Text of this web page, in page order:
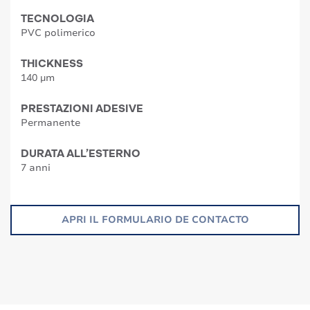
TECNOLOGIA
PVC polimerico
THICKNESS
140 µm
PRESTAZIONI ADESIVE
Permanente
DURATA ALL’ESTERNO
7 anni
APRI IL FORMULARIO DE CONTACTO